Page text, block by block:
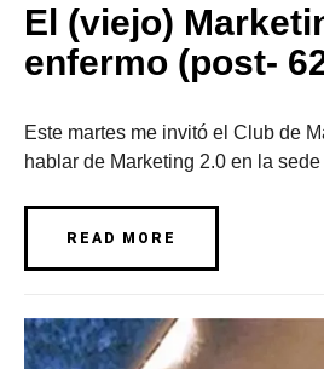
El (viejo)
enfermo (post-
Este martes me invitó el Club de
hablar de Marketing 2.0 en la
READ MORE